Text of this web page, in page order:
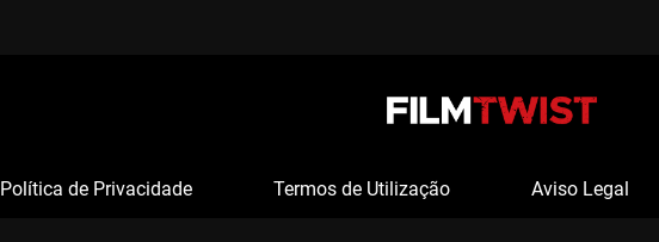
Política de Privacidade Termos de Utilização Aviso Legal